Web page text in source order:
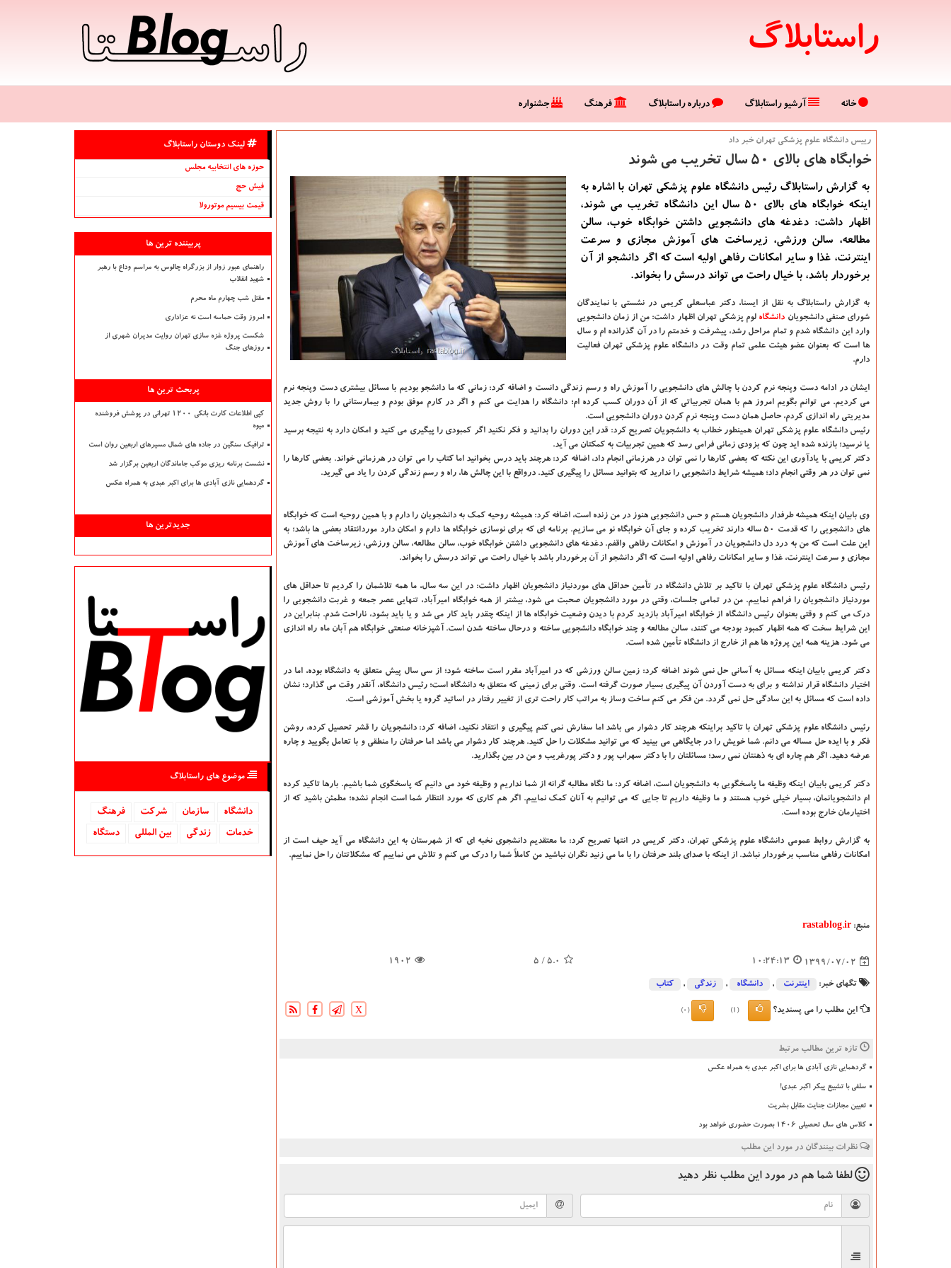
راستابلاگ
خانه آرشیو راستابلاگ درباره راستابلاگ فرهنگ جشنواره
رییس دانشگاه علوم پزشكی تهران خبر داد
خوابگاه های بالای ۵۰ سال تخریب می شوند
به گزارش راستابلاگ رئیس دانشگاه علوم پزشكی تهران با اشاره به
اینكه خوابگاه های بالای ۵۰ سال این دانشگاه تخریب می شوند،
اظهار داشت: دغدغه های دانشجویی داشتن خوابگاه خوب، سالن
مطالعه، سالن ورزشی، زیرساخت های آموزش مجازی و سرعت
اینترنت، غذا و سایر امكانات رفاهی اولیه است كه اگر دانشجو از آن
برخوردار باشد، با خیال راحت می تواند درسش را بخواند.
به گزارش راستابلاگ به نقل از ایسنا، دکتر عباسعلی کریمی در نشستی با نمایندگان
شورای صنفی دانشجویان دانشگاه‌ لوم پزشکی تهران اظهار داشت: من از زمان دانشجویی
وارد این دانشگاه شدم و تمام مراحل رشد، پیشرفت و خدمتم را در آن گذرانده ام و سال
ها است که بعنوان عضو هیئت علمی تمام وقت در دانشگاه علوم پزشکی تهران فعالیت
دارم.
ایشان در ادامه دست وپنجه نرم کردن با چالش های دانشجویی را آموزش راه و رسم زندگی دانست و اضافه کرد: زمانی که ما دانشجو بودیم با مسائل بیشتری دست وپنجه نرم
می کردیم. می توانم بگویم امروز هم با همان تجربیاتی که از آن دوران کسب کرده ام؛ دانشگاه را هدایت می کنم و اگر در کارم موفق بودم و بیمارستانی را با روش جدید
مدیریتی راه اندازی کردم، حاصل همان دست وپنجه نرم کردن دوران دانشجویی است.
رئیس دانشگاه علوم پزشکی تهران همینطور خطاب به دانشجویان تصریح کرد: قدر این دوران را بدانید و فکر نکنید اگر کمبودی را پیگیری می کنید و امکان دارد به نتیجه برسید
یا نرسید؛ بازنده شده اید چون که بزودی زمانی فرامی رسد که همین تجربیات به کمکتان می آید.
دکتر کریمی با یادآوری این نکته که بعضی کارها را نمی توان در هرزمانی انجام داد، اضافه کرد: هرچند باید درس بخوانید اما کتاب را می توان در هرزمانی خواند. بعضی کارها را
نمی توان در هر وقتی انجام داد؛ همیشه شرایط دانشجویی را ندارید که بتوانید مسائل را پیگیری کنید. درواقع با این چالش ها، راه و رسم زندگی کردن را یاد می گیرید.
وی بابیان اینکه همیشه طرفدار دانشجویان هستم و حس دانشجویی هنوز در من زنده است، اضافه کرد: همیشه روحیه کمک به دانشجویان را دارم و با همین روحیه است که خوابگاه
های دانشجویی را که قدمت ۵۰ ساله دارند تخریب کرده و جای آن خوابگاه نو می سازیم. برنامه ای که برای نوسازی خوابگاه ها دارم و امکان دارد موردانتقاد بعضی ها باشد؛ به
این علت است که من به درد دل دانشجویان در آموزش و امکانات رفاهی واقفم. دغدغه های دانشجویی داشتن خوابگاه خوب، سالن مطالعه، سالن ورزشی، زیرساخت های آموزش
مجازی و سرعت اینترنت، غذا و سایر امکانات رفاهی اولیه است که اگر دانشجو از آن برخوردار باشد با خیال راحت می تواند درسش را بخواند.
رئیس دانشگاه علوم پزشکی تهران با تاکید بر تلاش دانشگاه در تأمین حداقل های موردنیاز دانشجویان اظهار داشت: در این سه سال، ما همه تلاشمان را کردیم تا حداقل های
موردنیاز دانشجویان را فراهم نماییم. من در تمامی جلسات، وقتی در مورد دانشجویان صحبت می شود، بیشتر از همه خوابگاه امیرآباد، تنهایی عصر جمعه و غربت دانشجویی را
درک می کنم و وقتی بعنوان رئیس دانشگاه از خوابگاه امیرآباد بازدید کردم با دیدن وضعیت خوابگاه ها از اینکه چقدر باید کار می شد و یا باید بشود، ناراحت شدم. بنابراین در
این شرایط سخت که همه اظهار کمبود بودجه می کنند، سالن مطالعه و چند خوابگاه دانشجویی ساخته و درحال ساخته شدن است. آشپزخانه صنعتی خوابگاه هم آبان ماه راه اندازی
می شود. هزینه همه این پروژه ها هم از خارج از دانشگاه تأمین شده است.
دکتر کریمی بابیان اینکه مسائل به آسانی حل نمی شوند اضافه کرد: زمین سالن ورزشی که در امیرآباد مقرر است ساخته شود؛ از سی سال پیش متعلق به دانشگاه بوده، اما در
اختیار دانشگاه قرار نداشته و برای به دست آوردن آن پیگیری بسیار صورت گرفته است. وقتی برای زمینی که متعلق به دانشگاه است؛ رئیس دانشگاه، آنقدر وقت می گذارد؛ نشان
داده است که مسائل به این سادگی حل نمی گردد. من فکر می کنم ساخت وساز به مراتب کار راحت تری از تغییر رفتار در اساتید گروه یا بخش آموزشی است.
رئیس دانشگاه علوم پزشکی تهران با تاکید براینکه هرچند کار دشوار می باشد اما سفارش نمی کنم پیگیری و انتقاد نکنید، اضافه کرد: دانشجویان را قشر تحصیل کرده، روشن
فکر و با ایده حل مساله می دانم. شما خویش را در جایگاهی می بینید که می توانید مشکلات را حل کنید. هرچند کار دشوار می باشد اما حرفتان را منطقی و با تعامل بگویید و چاره
عرضه دهید. اگر هم چاره ای به ذهنتان نمی رسد؛ مسائلتان را با دکتر سهراب پور و دکتر پورغریب و من در بین بگذارید.
دکتر کریمی بابیان اینکه وظیفه ما پاسخگویی به دانشجویان است، اضافه کرد: ما نگاه مطالبه گرانه از شما نداریم و وظیفه خود می دانیم که پاسخگوی شما باشیم. بارها تاکید کرده
ام دانشجویانمان، بسیار خیلی خوب هستند و ما وظیفه داریم تا جایی که می توانیم به آنان کمک نماییم. اگر هم کاری که مورد انتظار شما است انجام نشده؛ مطمئن باشید که از
اختیارمان خارج بوده است.
به گزارش روابط عمومی دانشگاه علوم پزشکی تهران، دکتر کریمی در انتها تصریح کرد: ما معتقدیم دانشجوی نخبه ای که از شهرستان به این دانشگاه می آید حیف است از
امکانات رفاهی مناسب برخوردار نباشد. از اینکه با صدای بلند حرفتان را با ما می زنید نگران نباشید من کاملاً شما را درک می کنم و تلاش می نماییم که مشکلاتتان را حل نماییم.
منبع: rastablog.ir
1399/07/02
10:24:13
5.0
/ 5
1902
تگهای خبر: اینترنت , دانشگاه‌ , زندگی , كتاب
این مطلب را می پسندید؟ (1)
(0)
X
تازه ترین مطالب مرتبط
گردهمایی نازی آبادی ها برای اکبر عبدی به همراه عکس
سلفی با تشییع پیکر اکبر عبدی!
تعیین مجازات جنایت مقابل بشریت
کلاس های سال تحصیلی ۱۴۰۶ بصورت حضوری خواهد بود
نظرات بینندگان در مورد این مطلب
لطفا شما هم در مورد این مطلب نظر دهید
لینک دوستان راستابلاگ
حوزه های انتخابیه مجلس
فیش حج
قیمت بیسیم موتورولا
پربیننده ترین ها
راهنمای عبور زوار از بزرگراه چالوس به مراسم وداع با رهبر
شهید انقلاب
مقتل شب چهارم ماه محرم
امروز وقت حماسه است نه عزاداری
شکست پروژه غزه سازی تهران روایت مدیران شهری از
روزهای جنگ
پربحث ترین ها
کپی اطلاعات کارت بانکی ۱۲۰۰ تهرانی در پوشش فروشنده
میوه
ترافیک سنگین در جاده های شمال مسیرهای اربعین روان است
نشست برنامه ریزی موکب جاماندگان اربعین برگزار شد
گردهمایی نازی آبادی ها برای اکبر عبدی به همراه عکس
جدیدترین ها
موضوع های راستابلاگ
دانشگاه‌ سازمان شركت
فرهنگ
خدمات
زندگی بین المللی دستگاه